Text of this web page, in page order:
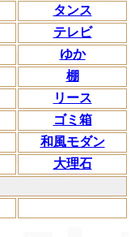
タンス
テレビ
ゆか
棚
リース
ゴミ箱
和風モダン
大理石